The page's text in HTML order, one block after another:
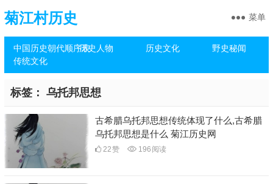
菊江村历史
中国历史朝代顺序表历史人物 历史文化
野史秘闻
传统文化
菜单
标签： 乌托邦思想
古希腊乌托邦思想传统体现了什么,古希腊
乌托邦思想是什么 菊江历史网
22赞 196 阅读